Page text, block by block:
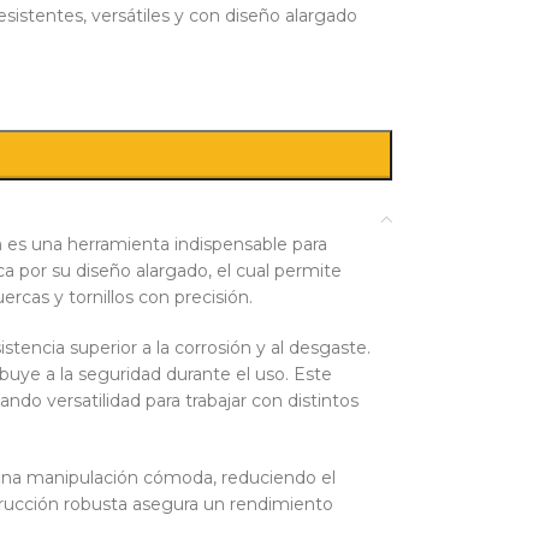
versátiles y con diseño alargado
una herramienta indispensable para
por su diseño alargado, el cual permite
y tornillos con precisión.
superior a la corrosión y al desgaste.
a la seguridad durante el uso. Este
versatilidad para trabajar con distintos
manipulación cómoda, reduciendo el
robusta asegura un rendimiento